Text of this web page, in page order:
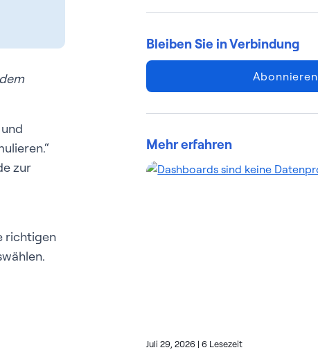
zur
richtigen
Bleiben Sie in Verbindung
Abonnieren
Mehr erfahren
Juli 29, 2026 | 6 Lesezeit